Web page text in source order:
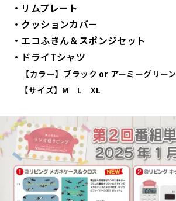
・リムプレート
・クッションカバー
・エコふきん＆スポンジセット
・ドライTシャツ
【カラー】ブラック or アーミーグリーン
【サイズ】M L XL